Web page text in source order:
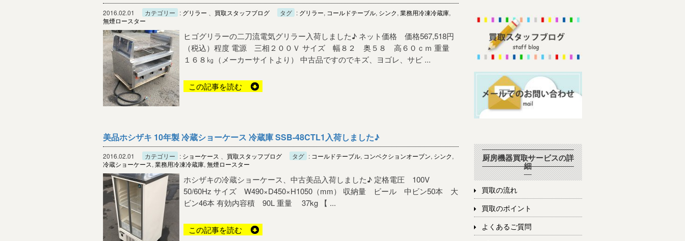
2016.02.01 カテゴリー : グリラー 買取スタッフブログ タグ : グリラー, コールドテーブル, シンク, 業務用冷凍冷蔵庫,
無煙ロースター
ヒゴグリラーの二刀流電気グリラー入荷しました♪ ネット価格 価格567,518円
（税込）程度 電源 三相２００Ｖ サイズ 幅８２ 奥５８ 高６０ｃｍ 重量
１６８㎏（メーカーサイトより） 中古品ですのでキズ、ヨゴレ、サビ ...
この記事を読む
美品ホシザキ 10年製 冷蔵ショーケース 冷蔵庫 SSB-48CTL1入荷しました♪
2016.02.01 カテゴリー : ショーケース 買取スタッフブログ タグ : コールドテーブル, コンベクションオーブン, シンク,
冷蔵ショーケース, 業務用冷凍冷蔵庫, 無煙ロースター
ホシザキの冷蔵ショーケース、中古美品入荷しました♪ 定格電圧 100V
50/60Hz サイズ W490×D450×H1050（mm） 収納量 ビール 中ビン50本 大
ビン46本 有効内容積 90L 重量 37kg 【 ...
この記事を読む
厨房機器買取サービスの詳
細
買取の流れ
買取のポイント
よくあるご質問